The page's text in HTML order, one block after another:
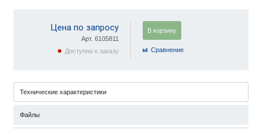
Цена по запросу
Арт. 6105811
Доступно к заказу
В корзину
Cравнение
Технические характеристики
Файлы